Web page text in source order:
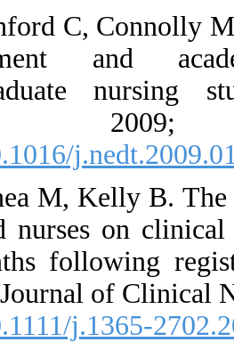
23. Rochford C,
employment
undergraduate
Today.
[DOI:10.1016/
24. O'Shea M,
qualified nurses
six months
Ireland. Journal of
[DOI:10.1111/